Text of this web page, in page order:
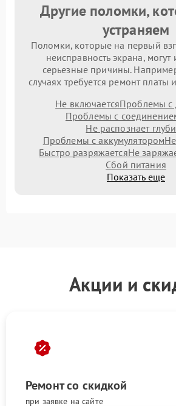
Другие поломки,
устраняем
Поломки, которые на первый
неисправность экрана, могут
серьезные причины.
случаях требуется ремонт платы
Не включаетсяПроблемы с
Проблемы с
Не распознает
Проблемы с аккумулятором
Быстро разряжаетсяНе
Сбой питания
Показать еще
Акции и
Ремонт со скидкой
при заявке на сайте